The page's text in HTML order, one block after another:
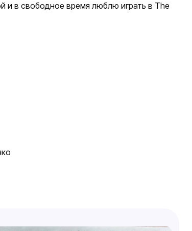
и в свободное время люблю играть в The